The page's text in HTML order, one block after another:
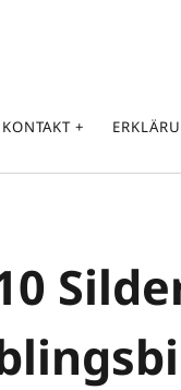
KONTAKT